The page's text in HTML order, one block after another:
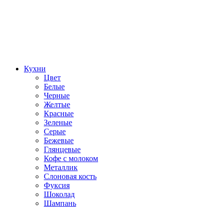
Кухни
Цвет
Белые
Черные
Желтые
Красные
Зеленые
Серые
Бежевые
Глянцевые
Кофе с молоком
Металлик
Слоновая кость
Фуксия
Шоколад
Шампань